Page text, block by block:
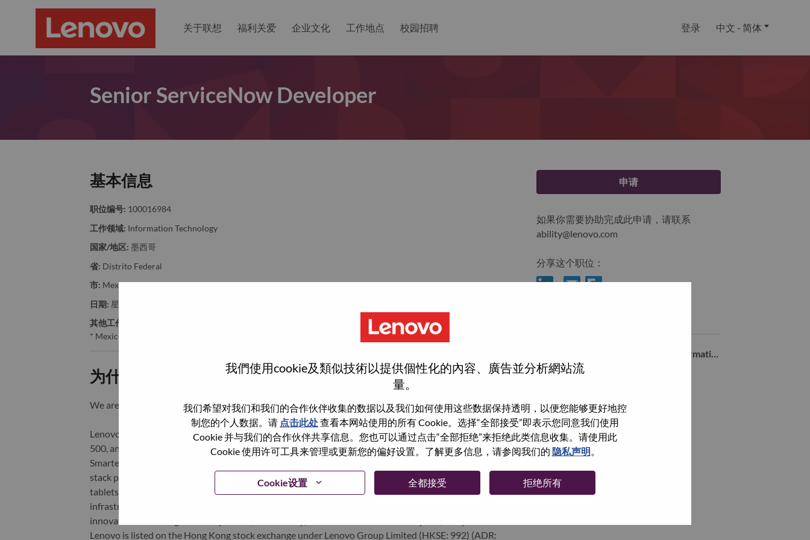
我們使用cookie及類似技術以提供個性化的內容、廣告並分析網站流
量。
我们希望对我们和我们的合作伙伴收集的数据以及我们如何使用这些数据保持透明，以便您能够更好地控
制您的个人数据。请 点击此处查看本网站使用的所有 Cookie。选择“全部接受”即表示您同意我们使用
Cookie 并与我们的合作伙伴共享信息。您也可以通过点击“全部拒绝”来拒绝此类信息收集。请使用此
Cookie 使用许可工具来管理或更新您的偏好设置。了解更多信息，请参阅我们的 隐私声明
Cookie设置 全都接受 拒绝所有
关于联想 福利关爱 企业文化 工作地点 校园招聘 登录 中文 - 简体
Senior ServiceNow Developer
基本信息
职位编号: 100016984
工作领域: Information Technology
国家/地区: 墨西哥
省: Distrito Federal
市: Mexico D.F.
日期: 星期二, 5 月 26, 2026
其他工作城市
* Mexico
为什么选择联想
We are Lenovo. We do what we say. We own what we do. We WOW our customers.
Lenovo is a US$83 billion revenue global technology powerhouse, ranked #196 in the Fortune Global
500, and serving millions of customers every day in 180 markets. Focused on a bold vision to deliver
Smarter Technology for All, Lenovo has built on its success as the world’s largest PC company with a full-
stack portfolio of AI-enabled, AI-ready, and AI-optimized devices (PCs, workstations, smartphones,
tablets), infrastructure (server, storage, edge, high performance computing and software defined
infrastructure), software, solutions, and services. Lenovo’s continued investment in world-changing
innovation is building a more equitable, trustworthy, and smarter future for everyone, everywhere.
Lenovo is listed on the Hong Kong stock exchange under Lenovo Group Limited (HKSE: 992) (ADR:
申请
如果你需要协助完成此申请，请联系
ability@lenovo.com
分享这个职位：
Project Manager - Business Transformation
Mexico D.F., Distrito Federal, 墨西哥,
浏览全部